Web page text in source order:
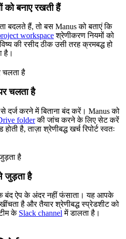
को बनाए रखती हैं
बदलते हैं, तो बस Manus को बताएं कि
workspaceश्रेणीकरण नियमों को
की रसीद ठीक उसी तरह क्रमबद्ध हो
है।
चलता है
दर्ज करने में बिताना बंद करें। Manus को
folderकी जांच करने के लिए सेट करें
है, ताज़ा श्रेणीबद्ध खर्च रिपोर्ट स्वतः
जुड़ता है
बंद ऐप के अंदर नहीं फंसाता। यह आपके
है और तैयार श्रेणीबद्ध स्प्रेडशीट को
के Slack channel में डालता है।